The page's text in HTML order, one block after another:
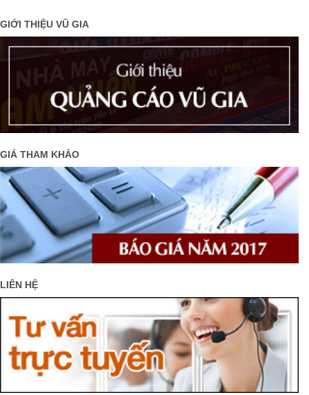
GIỚI THIỆU VŨ GIA
GIÁ THAM KHẢO
LIÊN HỆ